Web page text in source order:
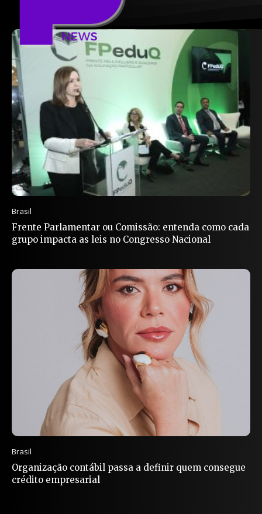
Brasil
Frente Parlamentar ou Comissão: entenda como cada
grupo impacta as leis no Congresso Nacional
Brasil
Organização contábil passa a definir quem consegue
crédito empresarial